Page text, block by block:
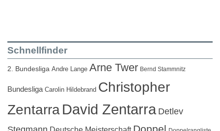
Schnellfinder
2. Bundesliga Andre Lange Arne Twer Bernd Stammnitz
Bundesliga Carolin Hildebrand Christopher
ZentarraDavid Zentarra Detlev